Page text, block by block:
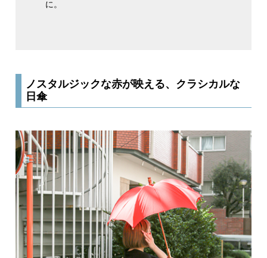
に。
ノスタルジックな赤が映える、クラシカルな
日傘